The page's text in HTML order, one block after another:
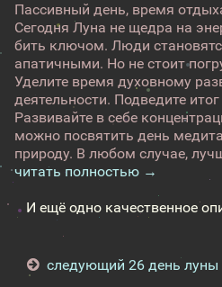
Пассивный день, время
Сегодня Луна не щедра на
бить ключом. Люди
апатичными. Но не стоит
Уделите время духовному
деятельности. Подведите
Развивайте в себе
можно посвятить день
природу. В любом случае,
читать полностью →
И ещё одно качественное
следующий 26 день луны